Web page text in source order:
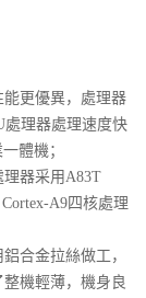
更優異，處理器
處理器處理速度快
體機；
器采用A83T
A9四核處理
合金拉絲做工，
機輕薄，機身良